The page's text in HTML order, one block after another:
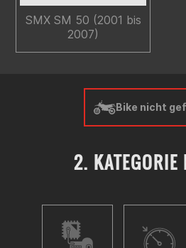
SMX SM 50 (2001 bis
2007)
Bike nicht
2. KATEGORIE